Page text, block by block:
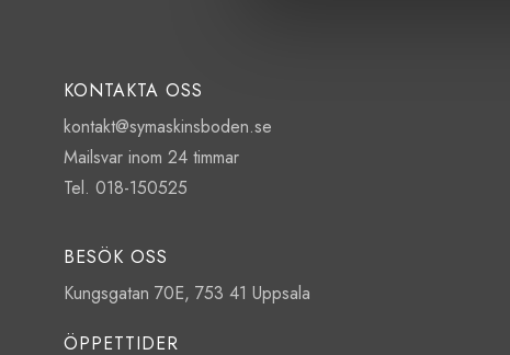
KONTAKTA OSS
kontakt@symaskinsboden.se
Mailsvar inom 24 timmar
Tel. 018-150525
BESÖK OSS
Kungsgatan 70E, 753 41 Uppsala
ÖPPETTIDER